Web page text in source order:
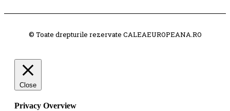
© Toate drepturile rezervate CALEAEUROPEANA.RO
Close
Privacy Overview